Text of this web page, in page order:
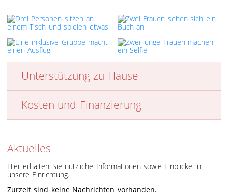
Unterstützung zu Hause
Kosten und Finanzierung
Aktuelles
Hier erhalten Sie nützliche Informationen sowie Einblicke in
unsere Einrichtung.
Zurzeit sind keine Nachrichten vorhanden.